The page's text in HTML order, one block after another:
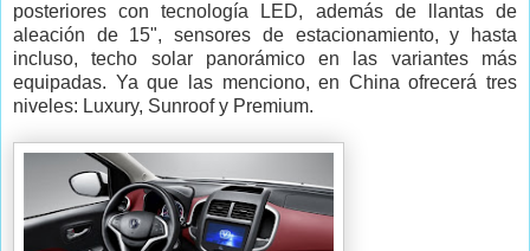
posteriores con tecnología LED, además de llantas de
aleación de 15", sensores de estacionamiento, y hasta
incluso, techo solar panorámico en las variantes más
equipadas. Ya que las menciono, en China ofrecerá tres
niveles: Luxury, Sunroof y Premium.